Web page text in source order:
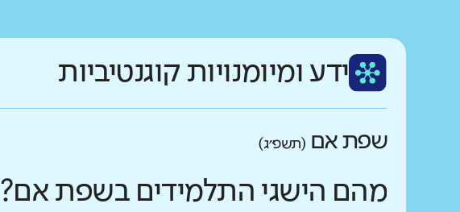
ידע ומיומנויות קוגנטיביות
שפת אם (תשפ״ג)
מהם הישגי התלמידים בשפת אם?